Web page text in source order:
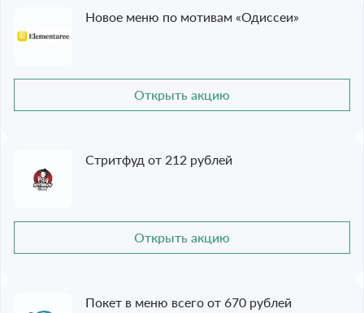
Новое меню по мотивам «Одиссеи»
Открыть акцию
Стритфуд от 212 рублей
Открыть акцию
Покет в меню всего от 670 рублей